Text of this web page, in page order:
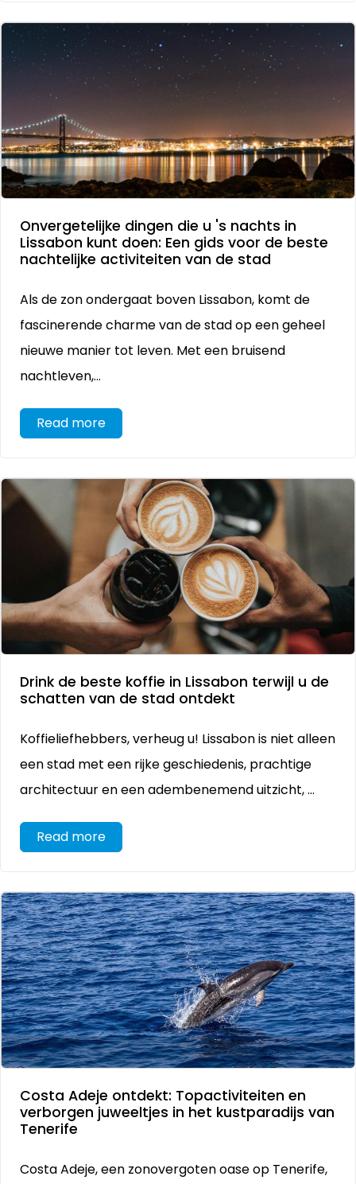
Onvergetelijke dingen die u 's nachts in
Lissabon kunt doen: Een gids voor de beste
nachtelijke activiteiten van de stad
Als de zon ondergaat boven Lissabon, komt de
fascinerende charme van de stad op een geheel
nieuwe manier tot leven. Met een bruisend
nachtleven,...
Read more
Drink de beste koffie in Lissabon terwijl u de
schatten van de stad ontdekt
Koffieliefhebbers, verheug u! Lissabon is niet alleen
een stad met een rijke geschiedenis, prachtige
architectuur en een adembenemend uitzicht, ...
Read more
Costa Adeje ontdekt: Topactiviteiten en
verborgen juweeltjes in het kustparadijs van
Tenerife
Costa Adeje, een zonovergoten oase op Tenerife,